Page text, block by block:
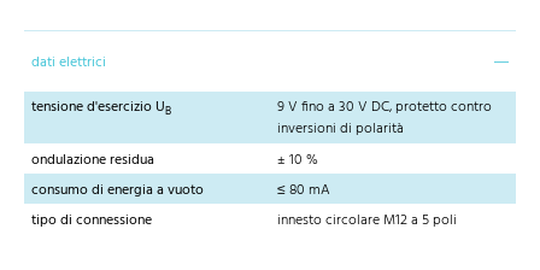
dati elettrici
tensione d'esercizio UB
9 V fino a 30 V DC, protetto contro
inversioni di polarità
ondulazione residua
± 10 %
consumo di energia a vuoto
≤ 80 mA
tipo di connessione
innesto circolare M12 a 5 poli